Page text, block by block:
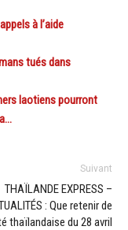
à l’aide
tués dans
laotiens pourront
Suivant
THAÏLANDE EXPRESS –
: Que retenir de
thaïlandaise du 28 avril